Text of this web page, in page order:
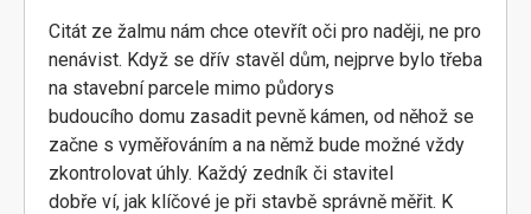
Citát ze žalmu nám chce otevřít oči pro naději, ne pro
nenávist. Když se dřív stavěl dům, nejprve bylo třeba
na stavební parcele mimo půdorys
budoucího domu zasadit pevně kámen, od něhož se
začne s vyměřováním a na němž bude možné vždy
zkontrolovat úhly. Každý zedník či stavitel
dobře ví, jak klíčové je při stavbě správně měřit. K